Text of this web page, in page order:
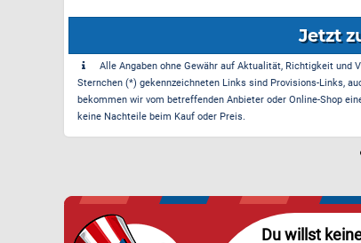
Jetzt
Alle Angaben ohne Gewähr auf Aktualität, Richtigkeit
Sternchen (*) gekennzeichneten Links sind Provisions-Links,
bekommen wir vom betreffenden Anbieter oder Online-Shop
keine Nachteile beim Kauf oder Preis.
Du willst